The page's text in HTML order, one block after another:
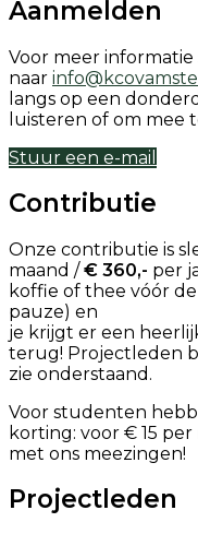
Aanmelden
Voor meer informatie
naar
langs op een
luisteren of om mee
Stuur een e-mail
Contributie
Onze contributie is
maand /€ 360,- per
koffie of thee vóór
pauze) en
je krijgt er een
terug! Projectleden
zie onderstaand.
Voor studenten
korting: voor € 15
met ons meezingen!
Projectleden